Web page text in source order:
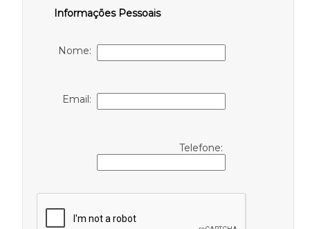
Informações Pessoais
Nome:
Email:
Telefone: